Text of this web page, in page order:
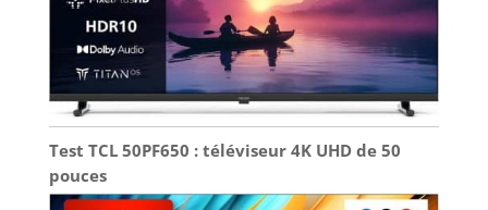
Test TCL 50PF650 : téléviseur 4K UHD de 50
pouces